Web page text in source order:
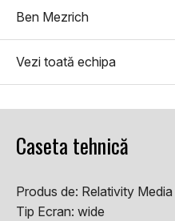
Ben Mezrich
Vezi toată echipa
Caseta tehnică
Produs de: Relativity Media
Tip Ecran: wide